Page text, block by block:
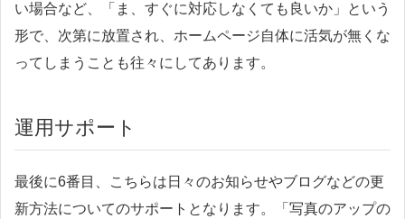
い場合など、「ま、すぐに対応しなくても良いか」という
形で、次第に放置され、ホームページ自体に活気が無くな
ってしまうことも往々にしてあります。
運用サポート
最後に6番目、こちらは日々のお知らせやブログなどの更
新方法についてのサポートとなります。「写真のアップの